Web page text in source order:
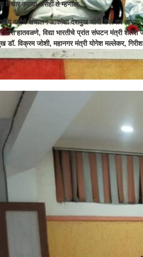
विचार करावा असेही ते म्हणाले.
वर्गाचे संचालन आकांक्षा देशमुख यांनी केले तर आभार
तारा हातवळणे, विद्या भारतीचे प्रांत संघटन मंत्री
डॉ. विक्रम जोशी, महानगर मंत्री योगेश मल्लेकर,